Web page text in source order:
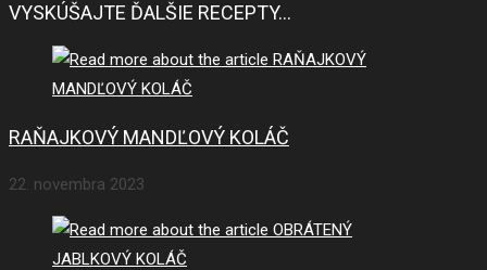
VYSKÚŠAJTE ĎALŠIE RECEPTY...
RAŇAJKOVÝ MANDĽOVÝ KOLÁČ
22. novembra 2023